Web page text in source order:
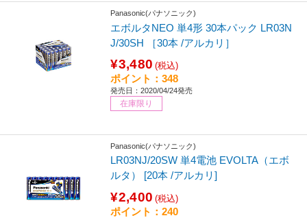
Panasonic(パナソニック)
エボルタNEO 単4形 30本パック LR03N
J/30SH ［30本 /アルカリ］
¥3,480 (税込)
ポイント：348
発売日：2020/04/24発売
在庫限り
Panasonic(パナソニック)
LR03NJ/20SW 単4電池 EVOLTA（エボ
ルタ） [20本 /アルカリ]
¥2,400 (税込)
ポイント：240